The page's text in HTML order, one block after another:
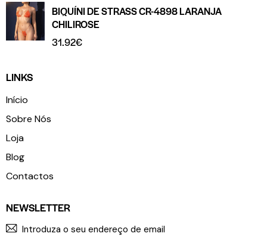
BIQUÍNI DE STRASS CR-4898 LARANJA
CHILIROSE
31.92€
LINKS
Início
Sobre Nós
Loja
Blog
Contactos
NEWSLETTER